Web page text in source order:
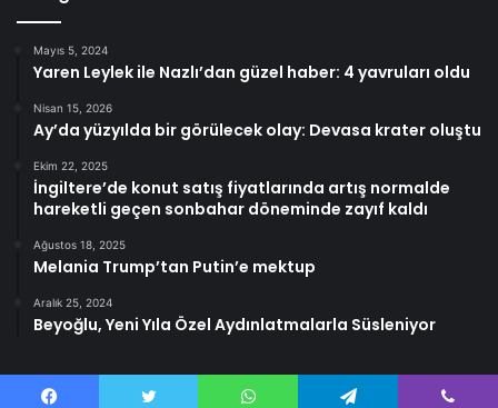
Mayıs 5, 2024
Yaren Leylek ile Nazlı’dan güzel haber: 4 yavruları oldu
Nisan 15, 2026
Ay’da yüzyılda bir görülecek olay: Devasa krater oluştu
Ekim 22, 2025
İngiltere’de konut satış fiyatlarında artış normalde
hareketli geçen sonbahar döneminde zayıf kaldı
Ağustos 18, 2025
Melania Trump’tan Putin’e mektup
Aralık 25, 2024
Beyoğlu, Yeni Yıla Özel Aydınlatmalarla Süsleniyor